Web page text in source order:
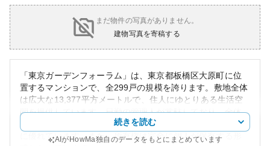
まだ物件の写真がありません。
建物写真を寄稿する
「東京ガーデンフォーラム」は、東京都板橋区大原町に位
置するマンションで、全299戸の規模を誇ります。敷地全体
は広大な13,377平方メートルで、住人にゆとりある生活空
間を提供しています。日勤の管理人が常駐しており、全体
委託による管理体制も整備されているため、住環境の維持
に優れています。また、所有権は完全に個人が保有する形
続きを読む
AIがHowMa独自のデータをもとにまとめています